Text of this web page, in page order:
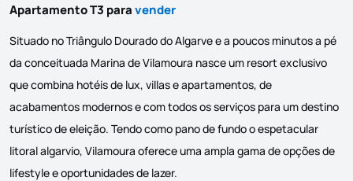
Apartamento T3 paravender
Situado no Triângulo Dourado do Algarve e a poucos minutos a pé
da conceituada Marina de Vilamoura nasce um resort exclusivo
que combina hotéis de lux, villas e apartamentos, de
acabamentos modernos e com todos os serviços para um destino
turístico de eleição. Tendo como pano de fundo o espetacular
litoral algarvio, Vilamoura oferece uma ampla gama de opções de
lifestyle e oportunidades de lazer.